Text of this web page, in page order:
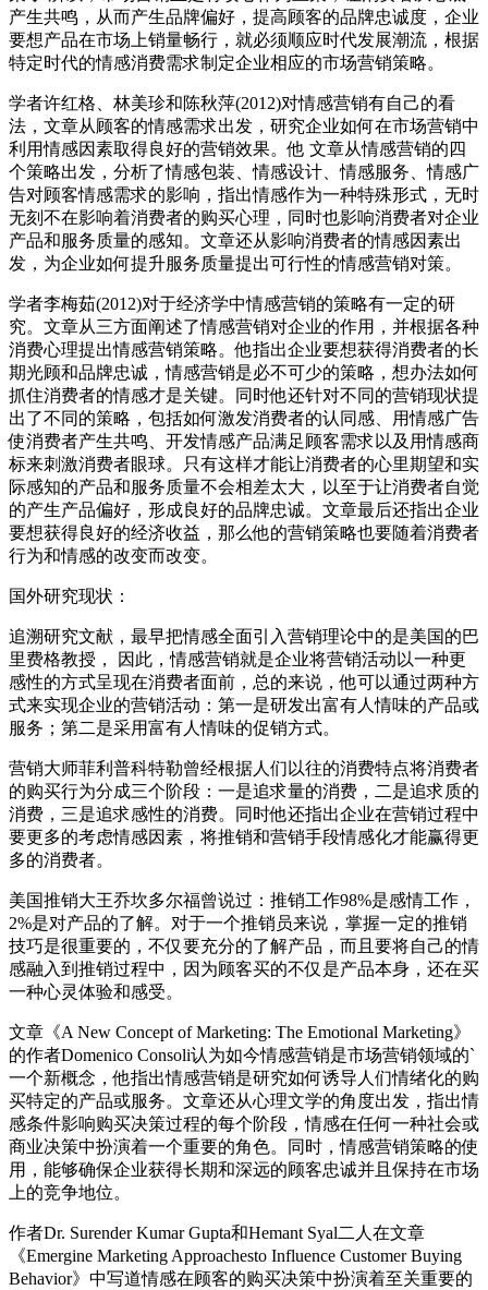
产生共鸣，从而产生品牌偏好，提高顾客的品牌忠诚度，企业
要想产品在市场上销量畅行，就必须顺应时代发展潮流，根据
特定时代的情感消费需求制定企业相应的市场营销策略。
学者许红格、林美珍和陈秋萍(2012)对情感营销有自己的看
法，文章从顾客的情感需求出发，研究企业如何在市场营销中
利用情感因素取得良好的营销效果。他 文章从情感营销的四
个策略出发，分析了情感包装、情感设计、情感服务、情感广
告对顾客情感需求的影响，指出情感作为一种特殊形式，无时
无刻不在影响着消费者的购买心理，同时也影响消费者对企业
产品和服务质量的感知。文章还从影响消费者的情感因素出
发，为企业如何提升服务质量提出可行性的情感营销对策。
学者李梅茹(2012)对于经济学中情感营销的策略有一定的研
究。文章从三方面阐述了情感营销对企业的作用，并根据各种
消费心理提出情感营销策略。他指出企业要想获得消费者的长
期光顾和品牌忠诚，情感营销是必不可少的策略，想办法如何
抓住消费者的情感才是关键。同时他还针对不同的营销现状提
出了不同的策略，包括如何激发消费者的认同感、用情感广告
使消费者产生共鸣、开发情感产品满足顾客需求以及用情感商
标来刺激消费者眼球。只有这样才能让消费者的心里期望和实
际感知的产品和服务质量不会相差太大，以至于让消费者自觉
的产生产品偏好，形成良好的品牌忠诚。文章最后还指出企业
要想获得良好的经济收益，那么他的营销策略也要随着消费者
行为和情感的改变而改变。
国外研究现状：
追溯研究文献，最早把情感全面引入营销理论中的是美国的巴
里费格教授， 因此，情感营销就是企业将营销活动以一种更
感性的方式呈现在消费者面前，总的来说，他可以通过两种方
式来实现企业的营销活动：第一是研发出富有人情味的产品或
服务；第二是采用富有人情味的促销方式。
营销大师菲利普科特勒曾经根据人们以往的消费特点将消费者
的购买行为分成三个阶段：一是追求量的消费，二是追求质的
消费，三是追求感性的消费。同时他还指出企业在营销过程中
要更多的考虑情感因素，将推销和营销手段情感化才能赢得更
多的消费者。
美国推销大王乔坎多尔福曾说过：推销工作98%是感情工作，
2%是对产品的了解。对于一个推销员来说，掌握一定的推销
技巧是很重要的，不仅要充分的了解产品，而且要将自己的情
感融入到推销过程中，因为顾客买的不仅是产品本身，还在买
一种心灵体验和感受。
文章《A New Concept of Marketing: The Emotional Marketing》
的作者Domenico Consoli认为如今情感营销是市场营销领域的`
一个新概念，他指出情感营销是研究如何诱导人们情绪化的购
买特定的产品或服务。文章还从心理文学的角度出发，指出情
感条件影响购买决策过程的每个阶段，情感在任何一种社会或
商业决策中扮演着一个重要的角色。同时，情感营销策略的使
用，能够确保企业获得长期和深远的顾客忠诚并且保持在市场
上的竞争地位。
作者Dr. Surender Kumar Gupta和Hemant Syal二人在文章
《Emergine Marketing Approachesto Influence Customer Buying
Behavior》中写道情感在顾客的购买决策中扮演着至关重要的